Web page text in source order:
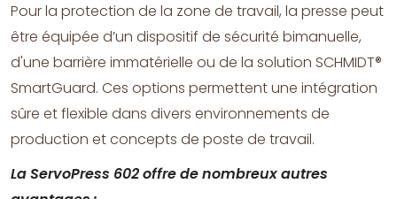
Pour la protection de la zone de travail, la presse peut
être équipée d’un dispositif de sécurité bimanuelle,
d'une barrière immatérielle ou de la solution SCHMIDT®
SmartGuard. Ces options permettent une intégration
sûre et flexible dans divers environnements de
production et concepts de poste de travail.
La ServoPress 602 offre de nombreux autres